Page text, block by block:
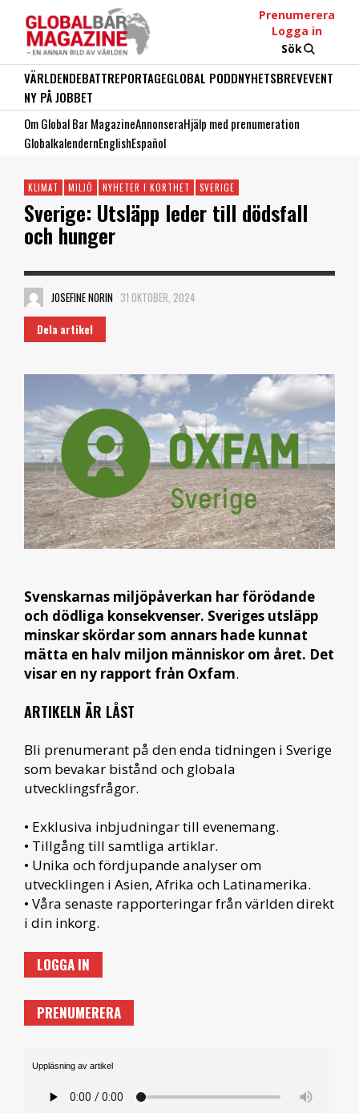
Prenumerera
Logga in
Sök
VÄRLDENDEBATTREPORTAGEGLOBAL PODDNYHETSBREVEVENT
NY PÅ JOBBET
Om Global Bar MagazineAnnonseraHjälp med prenumeration
GlobalkalendernEnglishEspañol
KLIMAT MILJÖ NYHETER I KORTHET SVERIGE
Sverige: Utsläpp leder till dödsfall
och hunger
JOSEFINE NORIN 31 OKTOBER, 2024
Dela artikel
Svenskarnas miljöpåverkan har förödande
och dödliga konsekvenser. Sveriges utsläpp
minskar skördar som annars hade kunnat
mätta en halv miljon människor om året. Det
visar en ny rapport från Oxfam.
ARTIKELN ÄR LÅST
Bli prenumerant på den enda tidningen i Sverige
som bevakar bistånd och globala
utvecklingsfrågor.
• Exklusiva inbjudningar till evenemang.
• Tillgång till samtliga artiklar.
• Unika och fördjupande analyser om
utvecklingen i Asien, Afrika och Latinamerika.
• Våra senaste rapporteringar från världen direkt
i din inkorg.
LOGGA IN
PRENUMERERA
Uppläsning av artikel